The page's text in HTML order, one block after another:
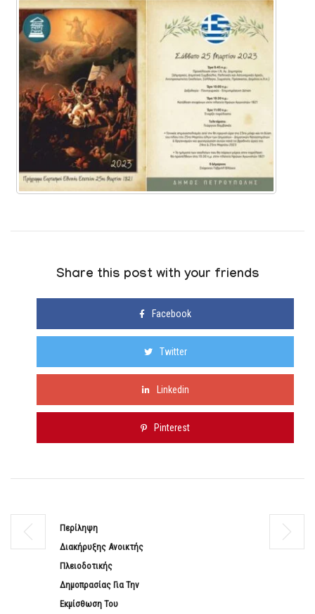
Share this post with your friends
Facebook
Twitter
Linkedin
Pinterest
Περίληψη
Διακήρυξης Ανοικτής
Πλειοδοτικής
Δημοπρασίας Για Την
Εκμίσθωση Του